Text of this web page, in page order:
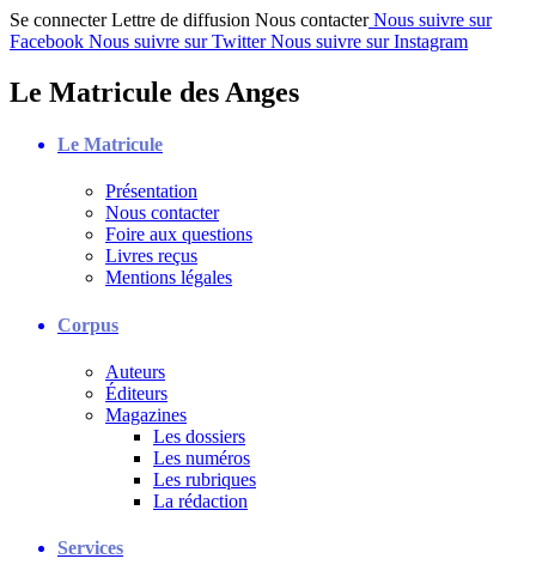
Se connecter Lettre de diffusion Nous contacter Nous suivre sur
Facebook Nous suivre sur Twitter Nous suivre sur Instagram
Le Matricule des Anges
Le Matricule
Présentation
Nous contacter
Foire aux questions
Livres reçus
Mentions légales
Corpus
Auteurs
Éditeurs
Magazines
Les dossiers
Les numéros
Les rubriques
La rédaction
Services